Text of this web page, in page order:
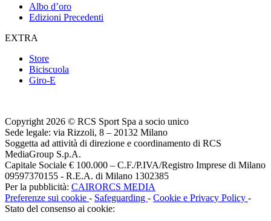
Albo d’oro
Edizioni Precedenti
EXTRA
Store
Biciscuola
Giro-E
Copyright 2026 © RCS Sport Spa a socio unico
Sede legale: via Rizzoli, 8 – 20132 Milano
Soggetta ad attività di direzione e coordinamento di RCS
MediaGroup S.p.A.
Capitale Sociale € 100.000 – C.F./P.IVA/Registro Imprese di Milano
09597370155 - R.E.A. di Milano 1302385
Per la pubblicità: CAIRORCS MEDIA
Preferenze sui cookie - Safeguarding - Cookie e Privacy Policy -
Stato del consenso ai cookie: